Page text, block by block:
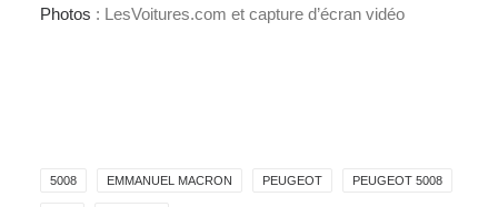
Photos : LesVoitures.com et capture d’écran vidéo
5008 EMMANUEL MACRON PEUGEOT PEUGEOT 5008